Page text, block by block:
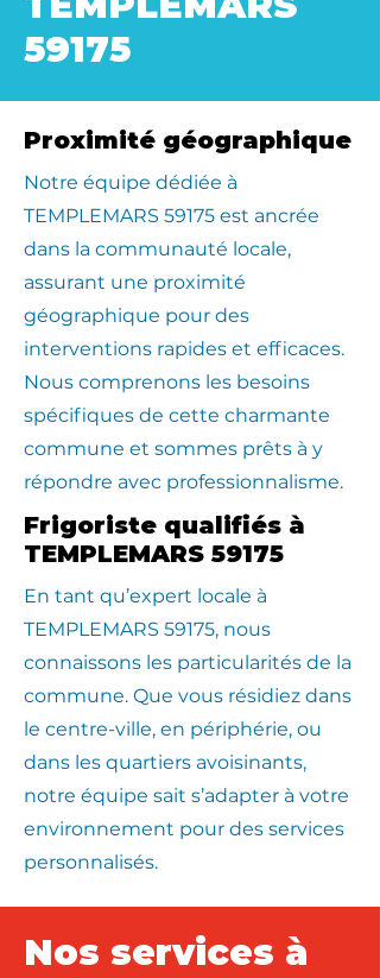
59175
Proximité géographique
​Notre équipe dédiée à
TEMPLEMARS 59175 est ancrée
dans la communauté locale,
assurant une proximité
géographique pour des
interventions rapides et efficaces.
Nous comprenons les besoins
spécifiques de cette charmante
commune et sommes prêts à y
répondre avec professionnalisme.
Frigoriste qualifiés à
TEMPLEMARS 59175
En tant qu’expert locale à
TEMPLEMARS 59175, nous
connaissons les particularités de la
commune. Que vous résidiez dans
le centre-ville, en périphérie, ou
dans les quartiers avoisinants,
notre équipe sait s’adapter à votre
environnement pour des services
personnalisés.
Nos services à